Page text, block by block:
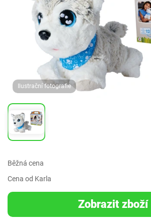
Ilustrační fotografie
Běžná cena
Cena od Karla
Zobrazit zboží